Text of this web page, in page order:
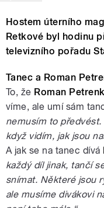
Hostem úterního
Retkové byl hodinu
televizního pořadu
Tanec a Roman
To, že Roman
víme, ale umí sám
nemusím to
když vidím, jak jsou
A jak se na tanec dívá
každý díl jinak, tančí
snímat. Některé jsou
ale musíme divákovi